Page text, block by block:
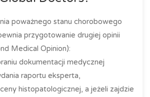
poważnego stanu chorobowego
przygotowanie drugiej opinii
Medical Opinion):
dokumentacji medycznej
raportu eksperta,
histopatologicznej, a jeżeli zajdzie